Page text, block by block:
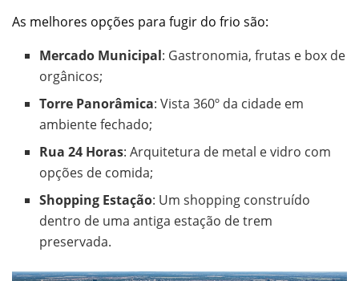
As melhores opções para fugir do frio são:
Mercado Municipal: Gastronomia, frutas e box de
orgânicos;
Torre Panorâmica: Vista 360º da cidade em
ambiente fechado;
Rua 24 Horas: Arquitetura de metal e vidro com
opções de comida;
Shopping Estação: Um shopping construído
dentro de uma antiga estação de trem
preservada.